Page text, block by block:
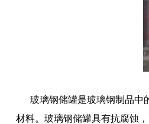
玻璃钢储罐是玻璃钢制品中
材料。玻璃钢储罐具有抗腐蚀